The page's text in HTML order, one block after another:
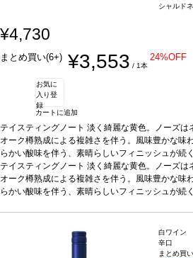
シャルドネ
¥4,730
まとめ買い(6+) ¥3,553 / 1本
24%OFF
お気に
入り登
録
カートに追加
テイスティングノート 淡く綺麗な黄色。ノーズは
オーク樽熟成による複雑さを伴う。風味豊かな味
らかい酸味を伴う、素晴らしいフィニッシュが続
ア、チーズなどと好相性。 葡萄品種シャルドネ*
合、在庫があり価格が同様の場合は自動的に次の
ご了承ください。
テイスティングノート 淡く綺麗な黄色。ノーズは
オーク樽熟成による複雑さを伴う。風味豊かな味
らかい酸味を伴う、素晴らしいフィニッシュが続
白ワイン
辛口
まとめ買い